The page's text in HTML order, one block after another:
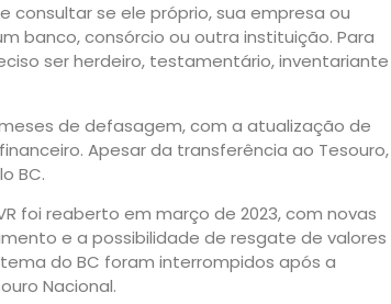
consultar se ele próprio, sua empresa ou
banco, consórcio ou outra instituição. Para
ser herdeiro, testamentário, inventariante
de defasagem, com a atualização de
Apesar da transferência ao Tesouro,
BC.
foi reaberto em março de 2023, com novas
e a possibilidade de resgate de valores
do BC foram interrompidos após a
Nacional.